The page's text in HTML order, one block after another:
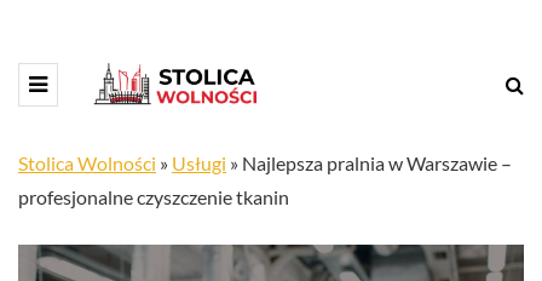
Stolica Wolności » Usługi » Najlepsza pralnia w Warszawie –
profesjonalne czyszczenie tkanin